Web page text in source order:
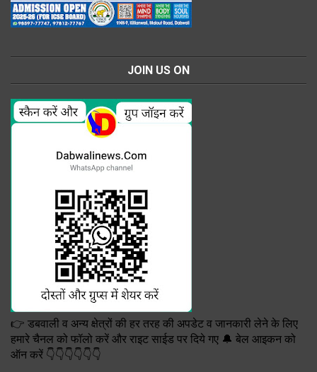
JOIN US ON
👉 डबवाली व अन्य क्षेत्रों की हर तरह की अपडेट व जानकारी लेने के लिए
हमारे चैनल को फॉलो करें और राइट साईड पर दिये गए 🔔 बेल आइकन को
ऑन करें 👇👇👇👇👇👇